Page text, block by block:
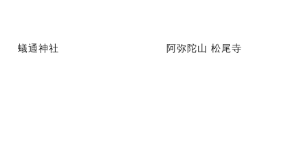
蟻通神社 阿弥陀山 松尾寺